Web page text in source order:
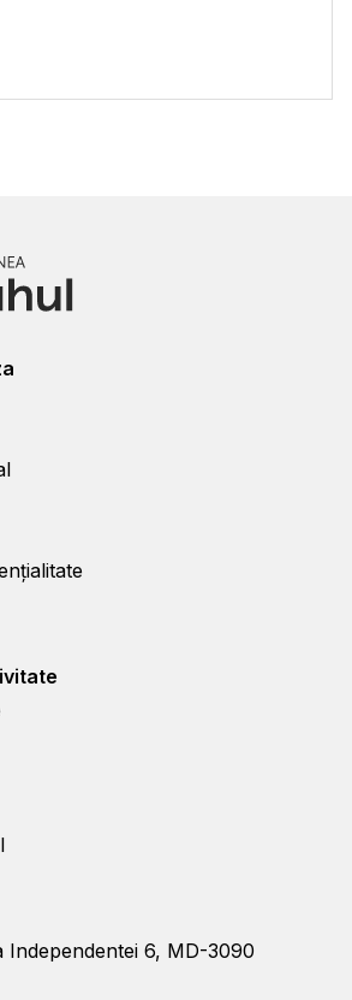
Independentei 6, MD-3090